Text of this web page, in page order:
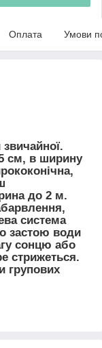
Оплата Умови
см, в ширину
до 2 м.
система
застою води
сонцю або
стрижеться.
групових